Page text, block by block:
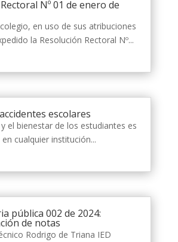
Nº 01 de enero de
en uso de sus atribuciones
la Resolución Rectoral Nº...
escolares
el bienestar de los estudiantes es
cualquier institución...
pública 002 de 2024:
de notas
Rodrigo de Triana IED